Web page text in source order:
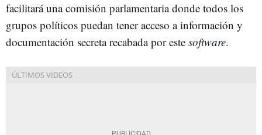
facilitará una comisión parlamentaria donde todos los
grupos políticos puedan tener acceso a información y
documentación secreta recabada por este software.